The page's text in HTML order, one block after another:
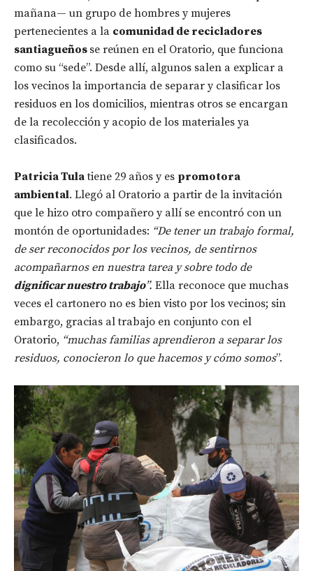
mañana— un grupo de hombres y mujeres
pertenecientes a la comunidad de recicladores
santiagueños se reúnen en el Oratorio, que funciona
como su “sede”. Desde allí, algunos salen a explicar a
los vecinos la importancia de separar y clasificar los
residuos en los domicilios, mientras otros se encargan
de la recolección y acopio de los materiales ya
clasificados.
Patricia Tulatiene 29 años y es promotora
ambiental. Llegó al Oratorio a partir de la invitación
que le hizo otro compañero y allí se encontró con un
montón de oportunidades: “De tener un trabajo formal,
de ser reconocidos por los vecinos, de sentirnos
acompañarnos en nuestra tarea y sobre todo de
dignificar nuestro trabajo”. Ella reconoce que muchas
veces el cartonero no es bien visto por los vecinos; sin
embargo, gracias al trabajo en conjunto con el
Oratorio, “muchas familias aprendieron a separar los
residuos, conocieron lo que hacemos y cómo somos”.